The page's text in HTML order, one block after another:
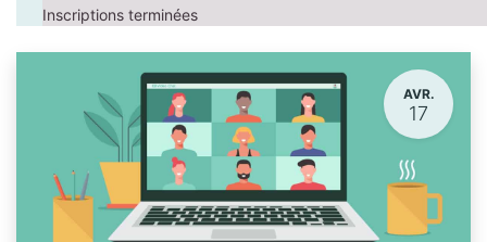
Inscriptions terminées
AVR.
17